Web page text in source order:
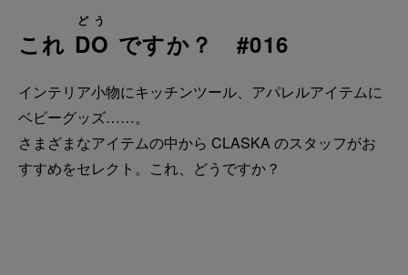
これ DO
どう
ですか？ #016
インテリア小物にキッチンツール、アパレルアイテムに
ベビーグッズ……。
さまざまなアイテムの中から CLASKA のスタッフがお
すすめをセレクト。これ、どうですか？